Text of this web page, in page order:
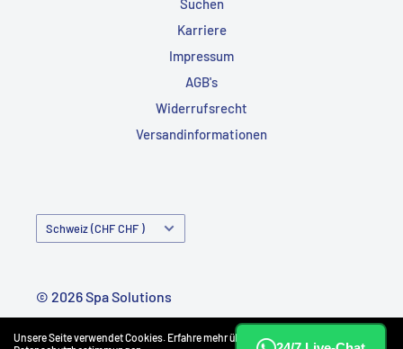
Unsere Seite verwendet Cookies. Erfahre mehr über unsere
Suchen
Karriere
Impressum
AGB's
Widerrufsrecht
Versandinformationen
Land/Region Schweiz (CHF CHF )
© 2026 Spa Solutions
Powered by Shopify